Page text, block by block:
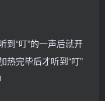
到“叮”的一声后就开
热完毕后才听到“叮”